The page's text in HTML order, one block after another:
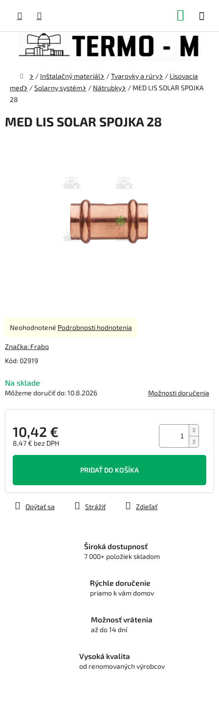
obsah
Domov
/ Inštalačný materiál /Tvarovky a rúry / Lisovacia
meď
/Solarny systém / Nátrubky / MED LIS SOLAR SPOJKA
28
MED LIS SOLAR SPOJKA 28
Kód: 02919
Na sklade
Môžeme doručiť do:10.8.2026 Možnosti doručenia
10,42 €
8,47 € bez DPH
Jednotková
PRIDAŤ DO KOŠÍKA
Opýtať sa Strážiť Zdieľať
Priemerné
produktu
0,0
5
hviezdičiek.
Neohodnotené Podrobnosti hodnotenia
Značka: Frabo
Široká dostupnosť
7 000+ položiek skladom
Rýchle doručenie
priamo k vám domov
Možnosť vrátenia
až do 14 dní
Vysoká kvalita
od renomovaných výrobcov